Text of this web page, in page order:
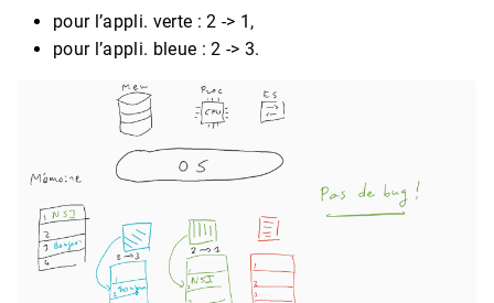
pour l’appli. verte : 2 -> 1,
pour l’appli. bleue : 2 -> 3.